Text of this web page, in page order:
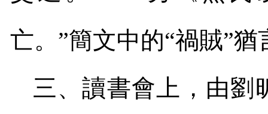
亡。”簡文中的“禍賊”猶
三、讀書會上，由劉